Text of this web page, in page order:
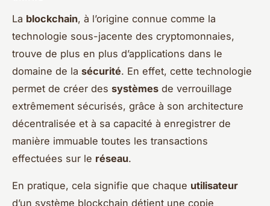
La blockchain, à l’origine connue comme la
technologie sous-jacente des cryptomonnaies,
trouve de plus en plus d’applications dans le
domaine de la sécurité. En effet, cette technologie
permet de créer des systèmes de verrouillage
extrêmement sécurisés, grâce à son architecture
décentralisée et à sa capacité à enregistrer de
manière immuable toutes les transactions
effectuées sur le réseau.
En pratique, cela signifie que chaque utilisateur
d’un système blockchain détient une copie